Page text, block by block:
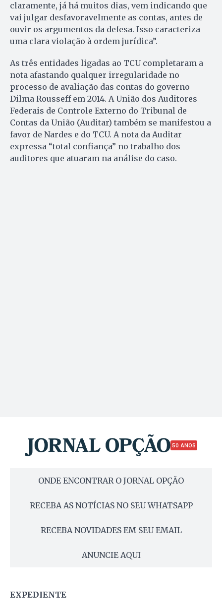
claramente, já há muitos dias, vem indicando que
vai julgar desfavoravelmente as contas, antes de
ouvir os argumentos da defesa. Isso caracteriza
uma clara violação à ordem jurídica”.
As três entidades ligadas ao TCU completaram a
nota afastando qualquer irregularidade no
processo de avaliação das contas do governo
Dilma Rousseff em 2014. A União dos Auditores
Federais de Controle Externo do Tribunal de
Contas da União (Auditar) também se manifestou a
favor de Nardes e do TCU. A nota da Auditar
expressa “total confiança” no trabalho dos
auditores que atuaram na análise do caso.
50 ANOS
ONDE ENCONTRAR O JORNAL OPÇÃO
RECEBA AS NOTÍCIAS NO SEU WHATSAPP
RECEBA NOVIDADES EM SEU EMAIL
ANUNCIE AQUI
EXPEDIENTE